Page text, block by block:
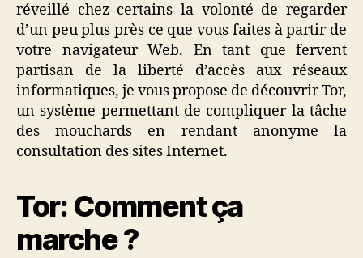
réveillé chez certains la volonté de regarder
d’un peu plus près ce que vous faites à partir de
votre navigateur Web. En tant que fervent
partisan de la liberté d’accès aux réseaux
informatiques, je vous propose de découvrir Tor,
un système permettant de compliquer la tâche
des mouchards en rendant anonyme la
consultation des sites Internet.
Tor: Comment ça
marche ?